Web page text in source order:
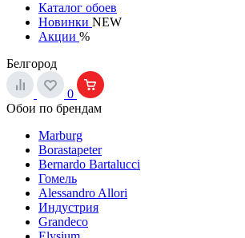
Каталог обоев
Новинки NEW
Акции %
Белгород
0
Обои по брендам
Marburg
Borastapeter
Bernardo Bartalucci
Гомель
Alessandro Allori
Индустрия
Grandeco